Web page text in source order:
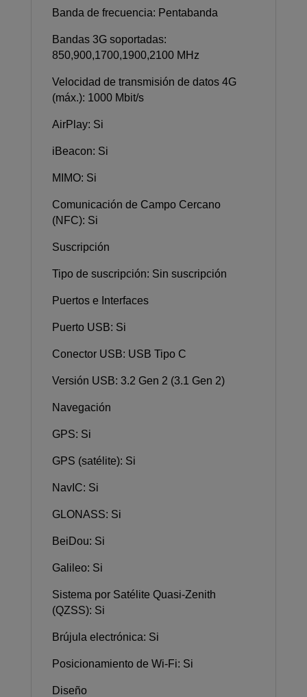
Banda de frecuencia: Pentabanda
Bandas 3G soportadas:
850,900,1700,1900,2100 MHz
Velocidad de transmisión de datos 4G
(máx.): 1000 Mbit/s
AirPlay: Si
iBeacon: Si
MIMO: Si
Comunicación de Campo Cercano
(NFC): Si
Suscripción
Tipo de suscripción: Sin suscripción
Puertos e Interfaces
Puerto USB: Si
Conector USB: USB Tipo C
Versión USB: 3.2 Gen 2 (3.1 Gen 2)
Navegación
GPS: Si
GPS (satélite): Si
NavIC: Si
GLONASS: Si
BeiDou: Si
Galileo: Si
Sistema por Satélite Quasi-Zenith
(QZSS): Si
Brújula electrónica: Si
Posicionamiento de Wi-Fi: Si
Diseño